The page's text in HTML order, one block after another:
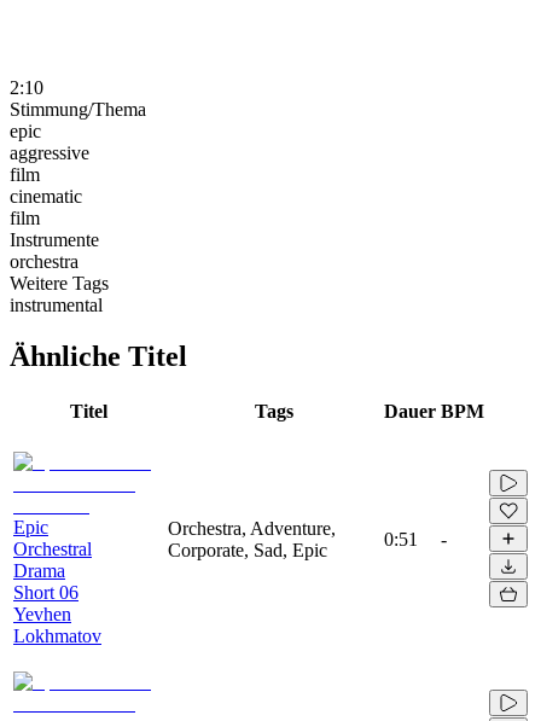
2:10
Stimmung/Thema
epic
aggressive
film
cinematic
film
Instrumente
orchestra
Weitere Tags
instrumental
Ähnliche Titel
Titel Tags Dauer BPM
Epic
Orchestral
Drama
Short 06
Yevhen
Lokhmatov
Orchestra, Adventure,
Corporate, Sad, Epic
0:51 -